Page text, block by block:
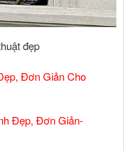
đẹp
Đơn Giản Cho
Đẹp, Đơn Giản-